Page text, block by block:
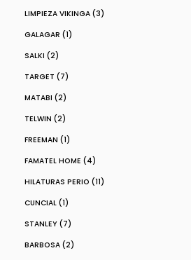
LIMPIEZA VIKINGA (3)
GALAGAR (1)
SALKI (2)
TARGET (7)
MATABI (2)
TELWIN (2)
FREEMAN (1)
FAMATEL HOME (4)
HILATURAS PERIO (11)
CUNCIAL (1)
STANLEY (7)
BARBOSA (2)